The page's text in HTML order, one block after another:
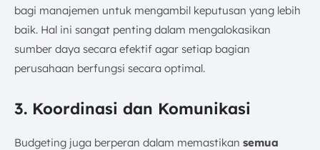
bagi manajemen untuk mengambil keputusan yang lebih
baik. Hal ini sangat penting dalam mengalokasikan
sumber daya secara efektif agar setiap bagian
perusahaan berfungsi secara optimal.
3. Koordinasi dan Komunikasi
Budgeting juga berperan dalam memastikan semua